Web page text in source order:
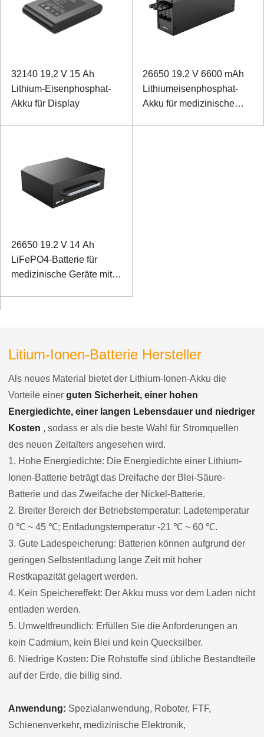
32140 19,2 V 15 Ah
Lithium-Eisenphosphat-
Akku für Display
26650 19.2 V 6600 mAh
Lithiumeisenphosphat-
Akku für medizinische
26650 19.2 V 14 Ah
LiFePO4-Batterie für
medizinische Geräte mit
Litium-Ionen-Batterie Hersteller
Als neues Material bietet der Lithium-Ionen-Akku die
Vorteile einer guten Sicherheit, einer hohen
Energiedichte, einer langen Lebensdauer und niedriger
Kosten , sodass er als die beste Wahl für Stromquellen
des neuen Zeitalters angesehen wird.
1. Hohe Energiedichte: Die Energiedichte einer Lithium-
Ionen-Batterie beträgt das Dreifache der Blei-Säure-
Batterie und das Zweifache der Nickel-Batterie.
2. Breiter Bereich der Betriebstemperatur: Ladetemperatur
0 ℃ ~ 45 ℃; Entladungstemperatur -21 ℃ ~ 60 ℃.
3. Gute Ladespeicherung: Batterien können aufgrund der
geringen Selbstentladung lange Zeit mit hoher
Restkapazität gelagert werden.
4. Kein Speichereffekt: Der Akku muss vor dem Laden nicht
entladen werden.
5. Umweltfreundlich: Erfüllen Sie die Anforderungen an
kein Cadmium, kein Blei und kein Quecksilber.
6. Niedrige Kosten: Die Rohstoffe sind übliche Bestandteile
auf der Erde, die billig sind.
Anwendung: Spezialanwendung, Roboter, FTF,
Schienenverkehr, medizinische Elektronik,